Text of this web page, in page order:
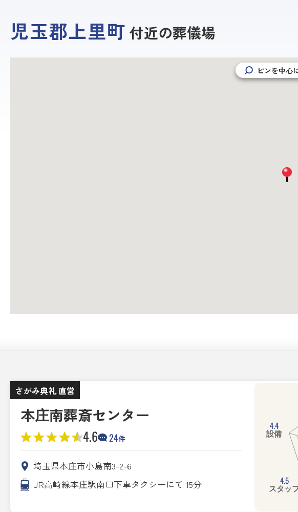
児玉郡上里町 付近の葬儀場
ピンを中心
さがみ典礼 直営
本庄南葬斎センター
4.6 24件
埼玉県本庄市小島南3-2-6
JR高崎線本庄駅南口下車タクシーにて 15分
4.5
スタッ
4.4
設備